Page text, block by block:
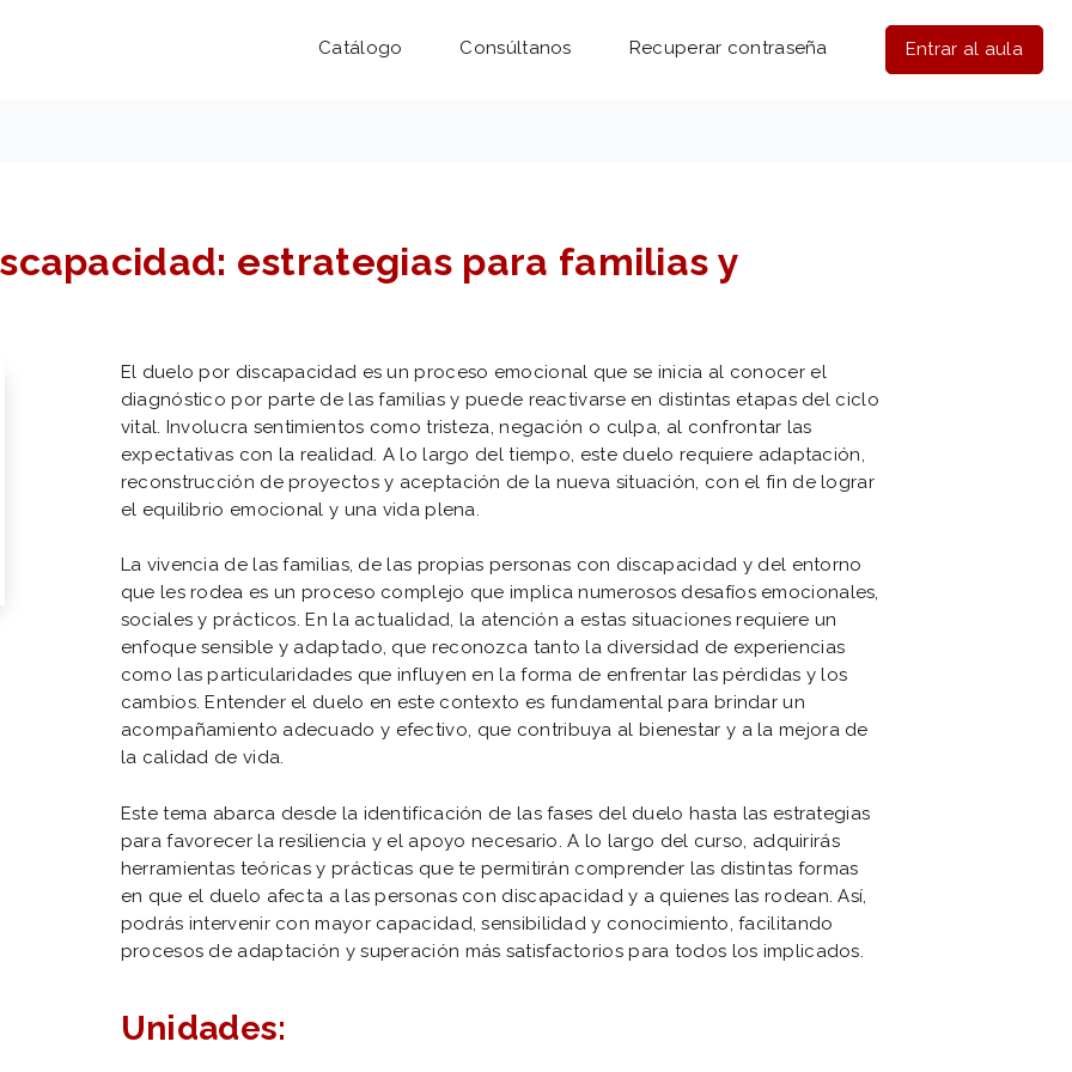
Catálogo Consúltanos Recuperar contraseña Entrar al aula
estrategias para familias y
El duelo por discapacidad es un proceso emocional que se inicia al conocer el
diagnóstico por parte de las familias y puede reactivarse en distintas etapas del ciclo
vital. Involucra sentimientos como tristeza, negación o culpa, al confrontar las
expectativas con la realidad. A lo largo del tiempo, este duelo requiere adaptación,
reconstrucción de proyectos y aceptación de la nueva situación, con el fin de lograr
el equilibrio emocional y una vida plena.
La vivencia de las familias, de las propias personas con discapacidad y del entorno
que les rodea es un proceso complejo que implica numerosos desafíos emocionales,
sociales y prácticos. En la actualidad, la atención a estas situaciones requiere un
enfoque sensible y adaptado, que reconozca tanto la diversidad de experiencias
como las particularidades que influyen en la forma de enfrentar las pérdidas y los
cambios. Entender el duelo en este contexto es fundamental para brindar un
acompañamiento adecuado y efectivo, que contribuya al bienestar y a la mejora de
la calidad de vida.
Este tema abarca desde la identificación de las fases del duelo hasta las estrategias
para favorecer la resiliencia y el apoyo necesario. A lo largo del curso, adquirirás
herramientas teóricas y prácticas que te permitirán comprender las distintas formas
en que el duelo afecta a las personas con discapacidad y a quienes las rodean. Así,
podrás intervenir con mayor capacidad, sensibilidad y conocimiento, facilitando
procesos de adaptación y superación más satisfactorios para todos los implicados.
Unidades: